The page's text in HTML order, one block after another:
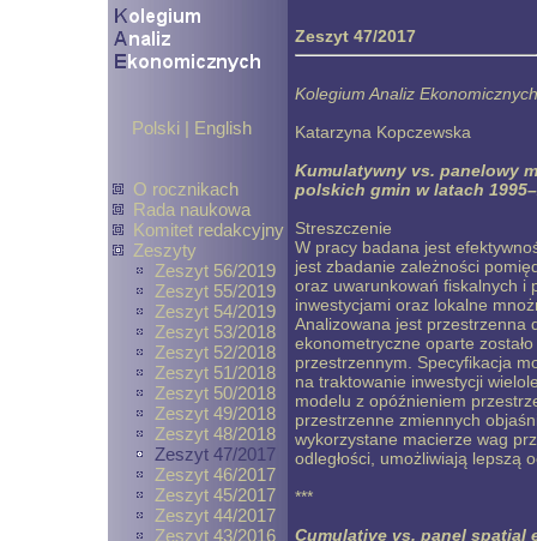
Polski | English
O rocznikach
Rada naukowa
Komitet redakcyjny
Zeszyty
Zeszyt 56/2019
Zeszyt 55/2019
Zeszyt 54/2019
Zeszyt 53/2018
Zeszyt 52/2018
Zeszyt 51/2018
Zeszyt 50/2018
Zeszyt 49/2018
Zeszyt 48/2018
Zeszyt 47/2017
Zeszyt 46/2017
Zeszyt 45/2017
Zeszyt 44/2017
Zeszyt 43/2016
Zeszyt 47/2017
Kolegium Analiz
Katarzyna Kopczewska
Kumulatywny vs. panelowy
polskich gmin w latach
Streszczenie
W pracy badana jest
jest zbadanie zależności
oraz uwarunkowań fiskalnych i
inwestycjami oraz lokalne
Analizowana jest przestrzenna
ekonometryczne oparte
przestrzennym. Specyfikacja
na traktowanie inwestycji
modelu z opóźnieniem
przestrzenne zmiennych
wykorzystane macierze wag
odległości, umożliwiają lepszą
***
Cumulative vs. panel spatial